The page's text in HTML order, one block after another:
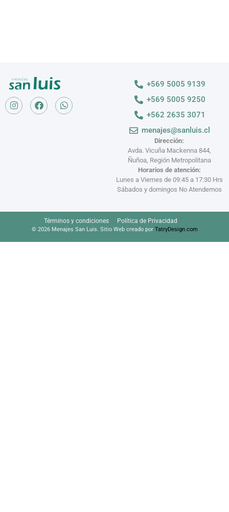
Dirección:
Avda. Vicuña Mackenna 844,
Ñuñoa, Región Metropolitana
Horarios de atención:
Lunes a Viernes de 09:45 a 17:30 Hrs
Sábados y domingos No Atendemos
+569 5005 9139
+569 5005 9250
+562 2635 3071
menajes@sanluis.cl
Términos y condiciones Política de Privacidad
© 2026 Menajes San Luis. Sitio Web creado por TatryDesign.com